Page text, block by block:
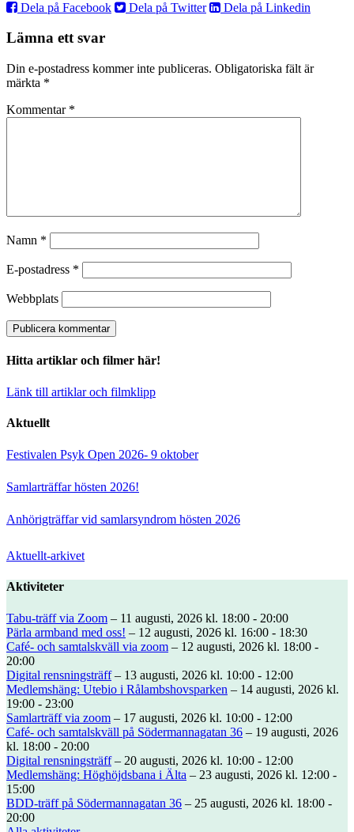
Dela på Facebook
Dela på Twitter Dela på Linkedin
Lämna ett svar
Din e-postadress kommer inte publiceras. Obligatoriska fält är
märkta *
Kommentar *
Namn *
E-postadress *
Webbplats
Hitta artiklar och filmer här!
Länk till artiklar och filmklipp
Aktuellt
Festivalen Psyk Open 2026- 9 oktober
Samlarträffar hösten 2026!
Anhörigträffar vid samlarsyndrom hösten 2026
Aktuellt-arkivet
Aktiviteter
Tabu-träff via Zoom – 11 augusti, 2026 kl. 18:00 - 20:00
Pärla armband med oss! – 12 augusti, 2026 kl. 16:00 - 18:30
Café- och samtalskväll via zoom – 12 augusti, 2026 kl. 18:00 -
20:00
Digital rensningsträff– 13 augusti, 2026 kl. 10:00 - 12:00
Medlemshäng: Utebio i Rålambshovsparken – 14 augusti, 2026 kl.
19:00 - 23:00
Samlarträff via zoom – 17 augusti, 2026 kl. 10:00 - 12:00
Café- och samtalskväll på Södermannagatan 36 – 19 augusti, 2026
kl. 18:00 - 20:00
Digital rensningsträff– 20 augusti, 2026 kl. 10:00 - 12:00
Medlemshäng: Höghöjdsbana i Älta – 23 augusti, 2026 kl. 12:00 -
15:00
BDD-träff på Södermannagatan 36 – 25 augusti, 2026 kl. 18:00 -
20:00